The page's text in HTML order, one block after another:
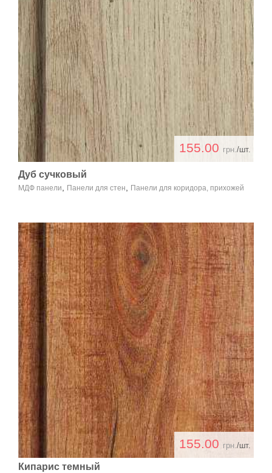
155.00 грн./шт.
Дуб сучковый
МДФ панели Панели для стен Панели для коридора, прихожей
155.00 грн./шт.
Кипарис темный